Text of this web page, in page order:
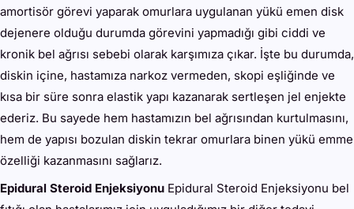
amortisör görevi yaparak omurlara uygulanan yükü emen disk
dejenere olduğu durumda görevini yapmadığı gibi ciddi ve
kronik bel ağrısı sebebi olarak karşımıza çıkar. İşte bu durumda,
diskin içine, hastamıza narkoz vermeden, skopi eşliğinde ve
kısa bir süre sonra elastik yapı kazanarak sertleşen jel enjekte
ederiz. Bu sayede hem hastamızın bel ağrısından kurtulmasını,
hem de yapısı bozulan diskin tekrar omurlara binen yükü emme
özelliği kazanmasını sağlarız.
Epidural Steroid Enjeksiyonu Epidural Steroid Enjeksiyonu bel